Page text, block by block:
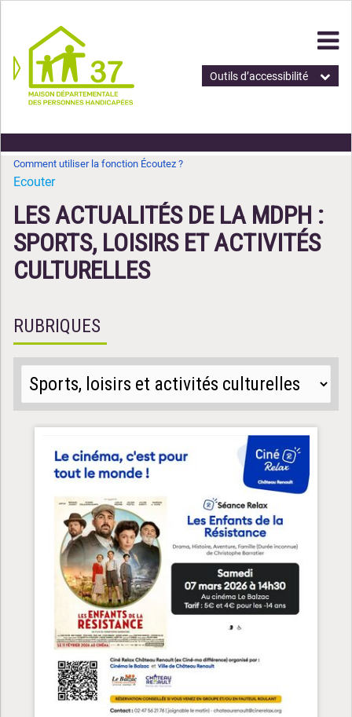
Outils d’accessibilité
Comment utiliser la fonction Écoutez ?
Ecouter
LES ACTUALITÉS DE LA MDPH :
SPORTS, LOISIRS ET ACTIVITÉS
CULTURELLES
RUBRIQUES